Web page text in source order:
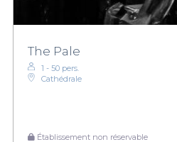
The Pale
1 - 50 pers.
Cathédrale
Établissement non réservable